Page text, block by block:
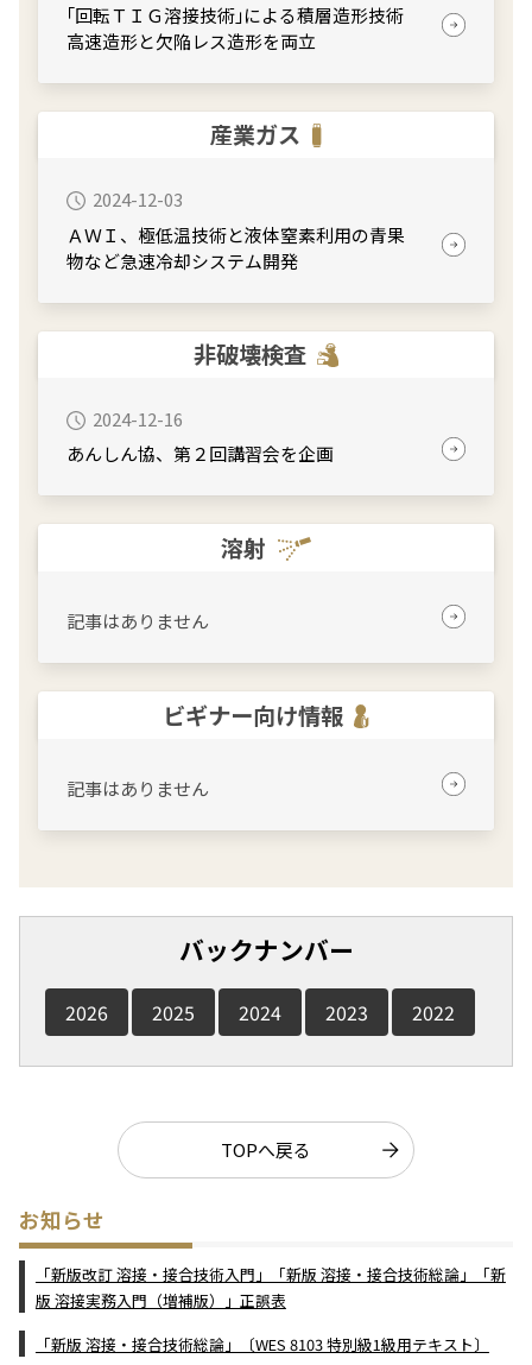
｢回転ＴＩＧ溶接技術｣による積層造形技術
高速造形と欠陥レス造形を両立
産業ガス
2024-12-03
ＡＷＩ、極低温技術と液体窒素利用の青果
物など急速冷却システム開発
非破壊検査
2024-12-16
あんしん協、第２回講習会を企画
溶射
記事はありません
ビギナー向け情報
記事はありません
バックナンバー
2026 2025 2024 2023 2022
TOPへ戻る
お知らせ
「新版改訂 溶接・接合技術入門」「新版 溶接・接合技術総論」「新
版 溶接実務入門（増補版）」正誤表
「新版 溶接・接合技術総論」〔WES 8103 特別級1級用テキスト〕